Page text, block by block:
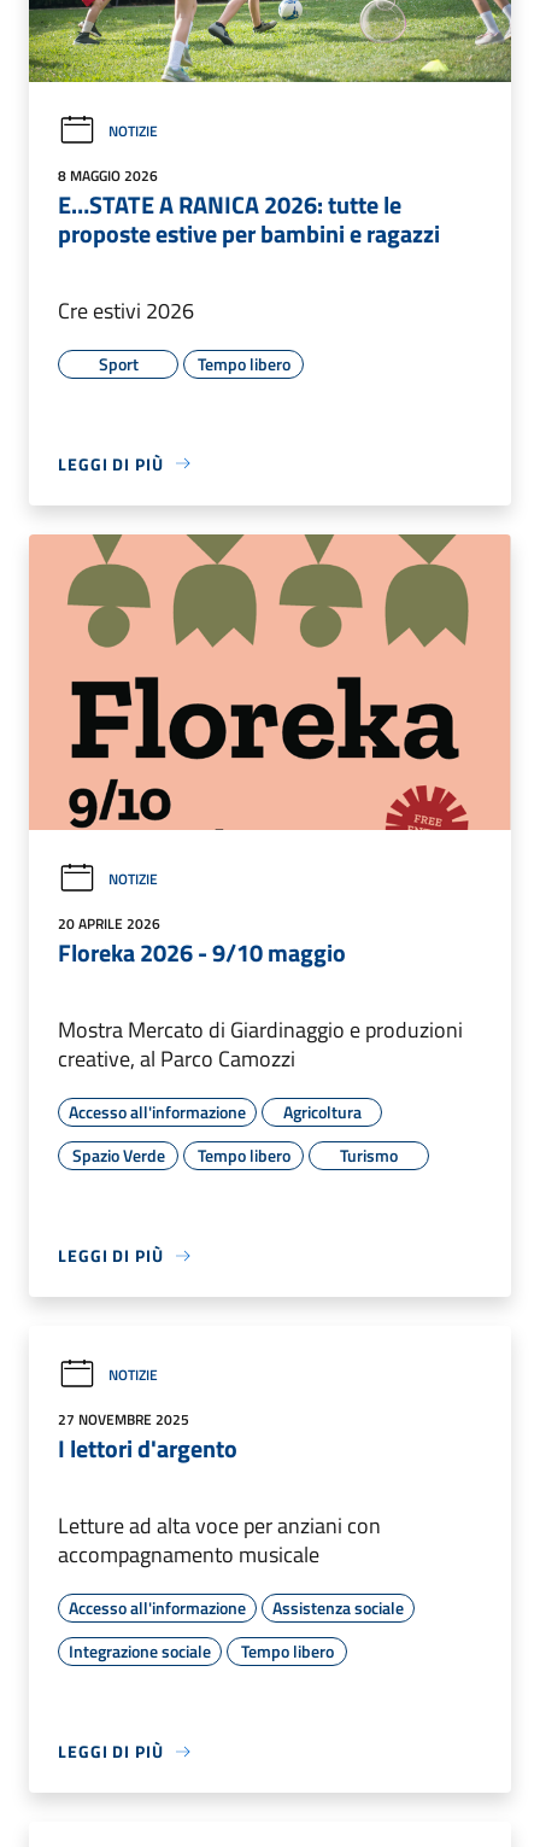
NOTIZIE
8 MAGGIO 2026
E…STATE A RANICA 2026: tutte le
proposte estive per bambini e ragazzi
Cre estivi 2026
Sport Tempo libero
LEGGI DI PIÙ
NOTIZIE
20 APRILE 2026
Floreka 2026 - 9/10 maggio
Mostra Mercato di Giardinaggio e produzioni
creative, al Parco Camozzi
Accesso all'informazione
Agricoltura
Spazio Verde
Tempo libero Turismo
LEGGI DI PIÙ
NOTIZIE
27 NOVEMBRE 2025
I lettori d'argento
Letture ad alta voce per anziani con
accompagnamento musicale
Accesso all'informazione
Assistenza sociale
Integrazione sociale
Tempo libero
LEGGI DI PIÙ